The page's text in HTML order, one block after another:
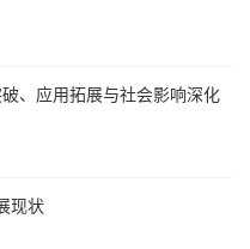
、应用拓展与社会影响深化‌
现状